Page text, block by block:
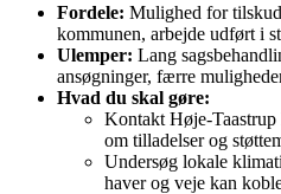
Fordele: Mulighed for
kommunen, arbejde udført i
Ulemper: Lang
ansøgninger, færre
Hvad du skal gøre:
Kontakt
om tilladelser og
Undersøg lokale
haver og veje kan